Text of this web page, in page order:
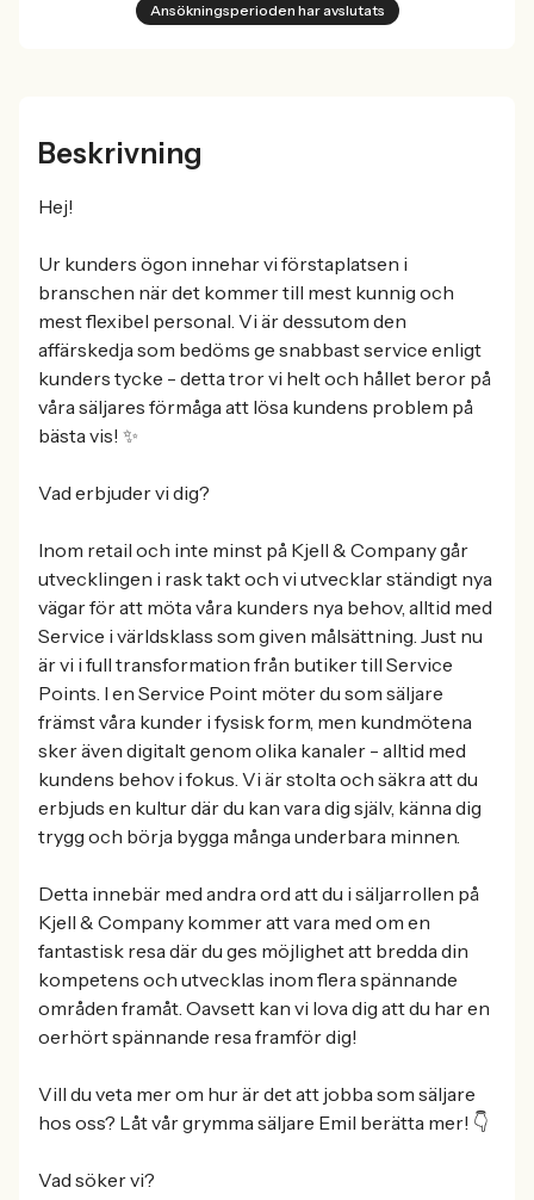
Ansökningsperioden har avslutats
Beskrivning
Hej!
Ur kunders ögon innehar vi förstaplatsen i
branschen när det kommer till mest kunnig och
mest flexibel personal. Vi är dessutom den
affärskedja som bedöms ge snabbast service enligt
kunders tycke - detta tror vi helt och hållet beror på
våra säljares förmåga att lösa kundens problem på
bästa vis! ✨
Vad erbjuder vi dig?
Inom retail och inte minst på Kjell & Company går
utvecklingen i rask takt och vi utvecklar ständigt nya
vägar för att möta våra kunders nya behov, alltid med
Service i världsklass som given målsättning. Just nu
är vi i full transformation från butiker till Service
Points. I en Service Point möter du som säljare
främst våra kunder i fysisk form, men kundmötena
sker även digitalt genom olika kanaler - alltid med
kundens behov i fokus. Vi är stolta och säkra att du
erbjuds en kultur där du kan vara dig själv, känna dig
trygg och börja bygga många underbara minnen.
Detta innebär med andra ord att du i säljarrollen på
Kjell & Company kommer att vara med om en
fantastisk resa där du ges möjlighet att bredda din
kompetens och utvecklas inom flera spännande
områden framåt. Oavsett kan vi lova dig att du har en
oerhört spännande resa framför dig!
Vill du veta mer om hur är det att jobba som säljare
hos oss? Låt vår grymma säljare Emil berätta mer! 👇
Vad söker vi?